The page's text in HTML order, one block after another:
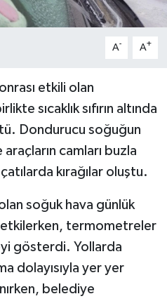
A- A+
etkili olan
sıcaklık sıfırın altında
Dondurucu soğuğun
camları buzla
kırağılar oluştu.
soğuk hava günlük
etkilerken, termometreler
gösterdi. Yollarda
dolayısıyla yer yer
belediye